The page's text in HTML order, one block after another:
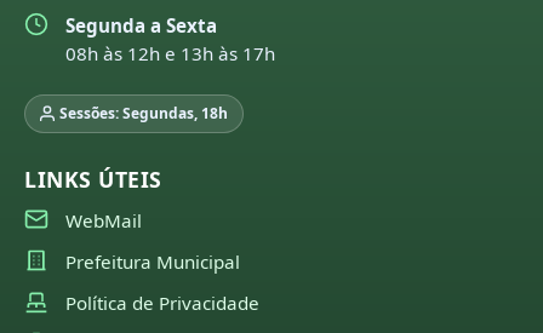
Segunda a Sexta
08h às 12h e 13h às 17h
Sessões: Segundas, 18h
LINKS ÚTEIS
WebMail
Prefeitura Municipal
Política de Privacidade